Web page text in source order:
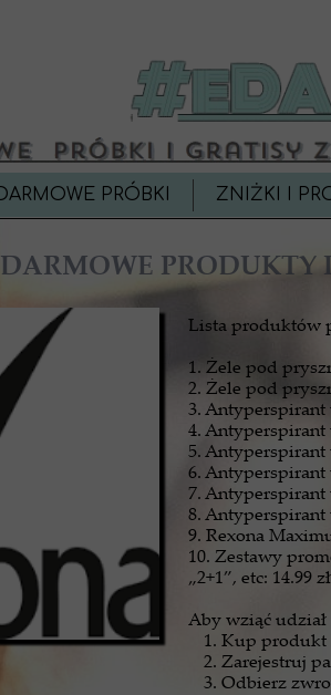
DARMOWE PRÓBKI ZNIŻKI I
Lista produktów
1. Żele pod
2. Żele pod
3. Antyperspirant
4. Antyperspirant
5. Antyperspirant
6. Antyperspirant
7. Antyperspirant
8. Antyperspirant
9. Rexona
10. Zestawy
„2+1”, etc: 14.99 zł
Aby wziąć
Kup produkt
Zarejestruj
Odbierz
DARMOWE PRODUKTY